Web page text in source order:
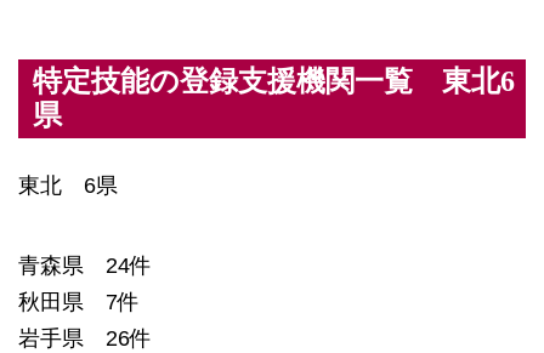
特定技能の登録支援機関一覧 東北6
県
東北 6県
青森県 24件
秋田県 7件
岩手県 26件